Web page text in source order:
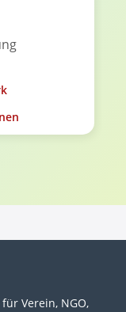
Ver­ein, NGO,